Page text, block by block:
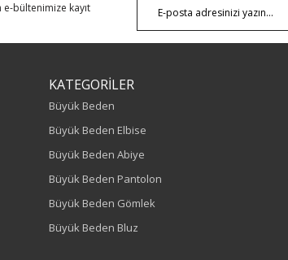
bültenimize kayıt
KATEGORİLER
Büyük Beden
Büyük Beden Elbise
Büyük Beden Abiye
Büyük Beden Pantolon
Büyük Beden Gömlek
Büyük Beden Bluz